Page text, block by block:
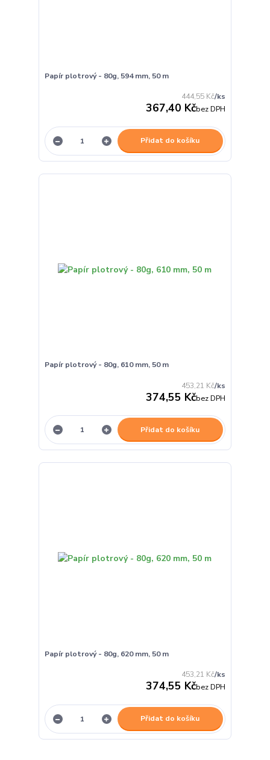
Papír plotrový - 80g, 594 mm, 50 m
444,55 Kč/ks
367,40 Kčbez DPH
Přidat do košíku
Papír plotrový - 80g, 610 mm, 50 m
453,21 Kč/ks
374,55 Kčbez DPH
Přidat do košíku
Papír plotrový - 80g, 620 mm, 50 m
453,21 Kč/ks
374,55 Kčbez DPH
Přidat do košíku